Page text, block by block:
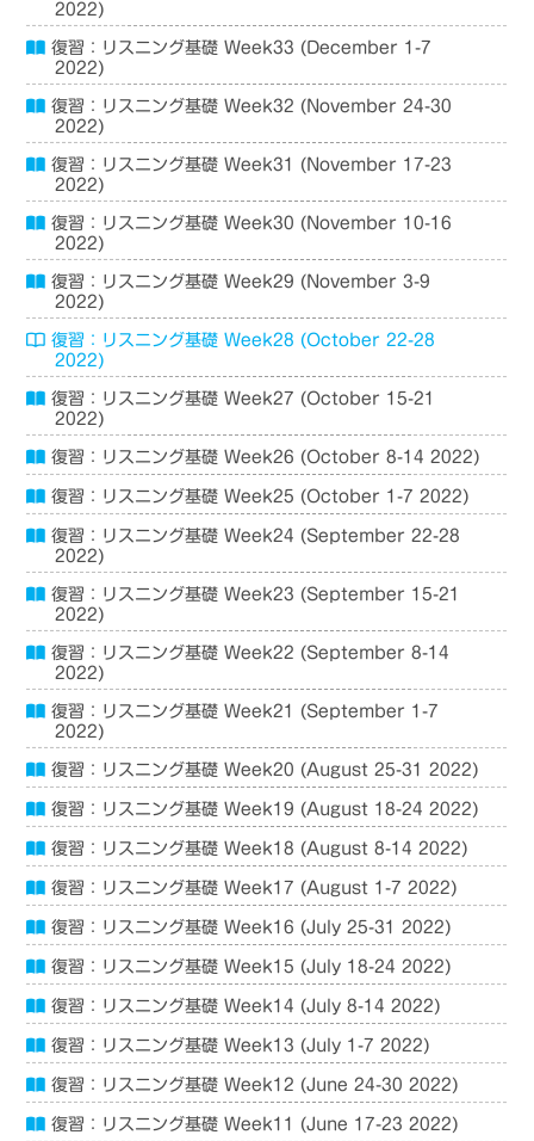
2022)
復習：リスニング基礎 Week33 (December 1-7
2022)
復習：リスニング基礎 Week32 (November 24-30
2022)
復習：リスニング基礎 Week31 (November 17-23
2022)
復習：リスニング基礎 Week30 (November 10-16
2022)
復習：リスニング基礎 Week29 (November 3-9
2022)
復習：リスニング基礎 Week28 (October 22-28
2022)
復習：リスニング基礎 Week27 (October 15-21
2022)
復習：リスニング基礎 Week26 (October 8-14 2022)
復習：リスニング基礎 Week25 (October 1-7 2022)
復習：リスニング基礎 Week24 (September 22-28
2022)
復習：リスニング基礎 Week23 (September 15-21
2022)
復習：リスニング基礎 Week22 (September 8-14
2022)
復習：リスニング基礎 Week21 (September 1-7
2022)
復習：リスニング基礎 Week20 (August 25-31 2022)
復習：リスニング基礎 Week19 (August 18-24 2022)
復習：リスニング基礎 Week18 (August 8-14 2022)
復習：リスニング基礎 Week17 (August 1-7 2022)
復習：リスニング基礎 Week16 (July 25-31 2022)
復習：リスニング基礎 Week15 (July 18-24 2022)
復習：リスニング基礎 Week14 (July 8-14 2022)
復習：リスニング基礎 Week13 (July 1-7 2022)
復習：リスニング基礎 Week12 (June 24-30 2022)
復習：リスニング基礎 Week11 (June 17-23 2022)